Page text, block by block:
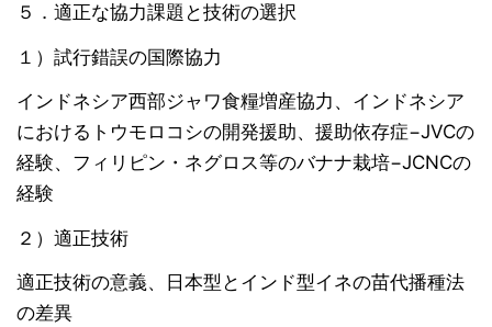
５．適正な協力課題と技術の選択
１）試行錯誤の国際協力
インドネシア西部ジャワ食糧増産協力、インドネシア
におけるトウモロコシの開発援助、援助依存症−JVCの
経験、フィリピン・ネグロス等のバナナ栽培−JCNCの
経験
２）適正技術
適正技術の意義、日本型とインド型イネの苗代播種法
の差異